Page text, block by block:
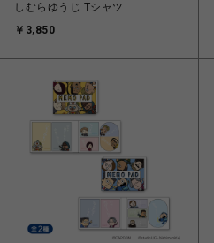
しむらゆうじ Tシャツ
￥3,850